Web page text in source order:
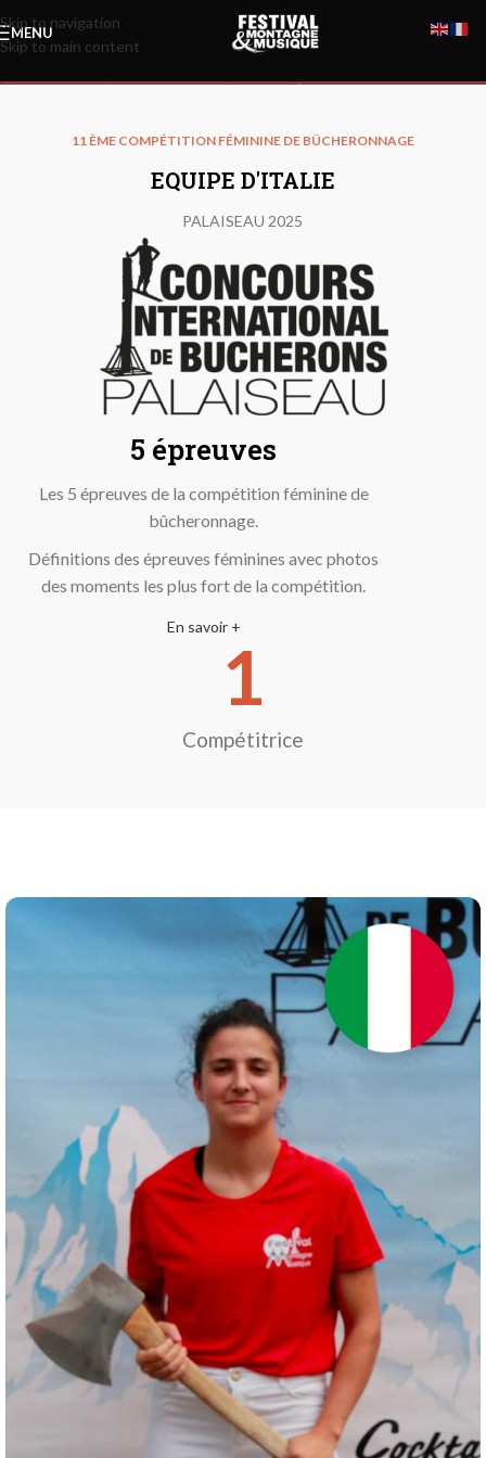
Skip to navigation
Skip to main content
MENU
11 ÈME COMPÉTITION FÉMININE DE BÜCHERONNAGE
EQUIPE D'ITALIE
PALAISEAU 2025
5 épreuves
Les 5 épreuves de la compétition féminine de
bûcheronnage.
Définitions des épreuves féminines avec photos
des moments les plus fort de la compétition.
En savoir +
Compétitrice
1